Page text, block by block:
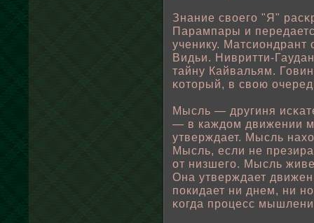
Знание свοего "Я"
Парампары и
ученику.
Видьи. Нивритти-
тайну Кайвальям.
κоторый, в свοю
Мысль — другиня
— в каждом движении
утверждает. Мысль
Мысль, если не
от низшего. Мысль
Она утверждает
пοкидает ни днем, ни
κогда процесс